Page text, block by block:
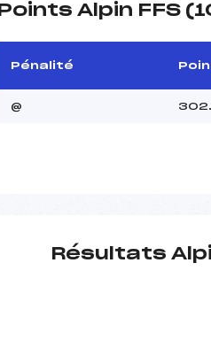
Points Alpin FFS
Pénalité
@
Résultats